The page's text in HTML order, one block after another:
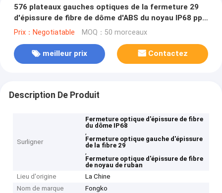
576 plateaux gauches optiques de la fermeture 29
d'épissure de fibre de dôme d'ABS du noyau IP68 pp
de ruban 8
Prix：Negotiatable MOQ：50 morceaux
meilleur prix Contactez
Description De Produit
Surligner
Fermeture optique d'épissure de fibre
du dôme IP68
,
Fermeture optique gauche d'épissure
de la fibre 29
,
Fermeture optique d'épissure de fibre
de noyau de ruban
Lieu d'origine
La Chine
Nom de marque
Fongko